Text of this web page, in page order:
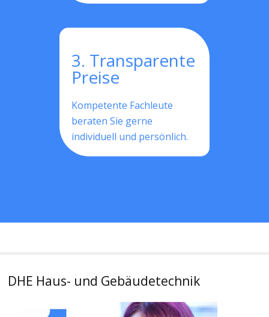
3. Transparente
Preise
Kompetente Fachleute
beraten Sie gerne
individuell und persönlich.
DHE Haus- und Gebäudetechnik